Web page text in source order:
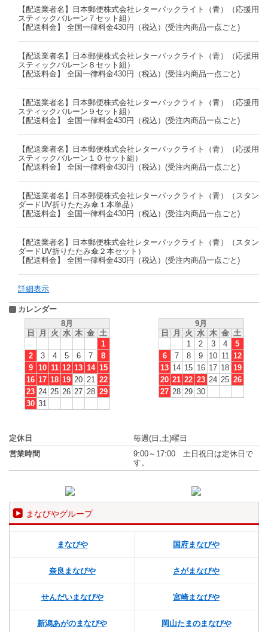
【配送業者名】日本郵便株式会社レターパックライト（青）（応援用
スティックバルーン７セット組）
【配送料金】 全国一律料金430円（税込）(受注内商品一点ごと)
【配送業者名】日本郵便株式会社レターパックライト（青）（応援用
スティックバルーン８セット組）
【配送料金】 全国一律料金430円（税込）(受注内商品一点ごと)
【配送業者名】日本郵便株式会社レターパックライト（青）（応援用
スティックバルーン９セット組）
【配送料金】 全国一律料金430円（税込）(受注内商品一点ごと)
【配送業者名】日本郵便株式会社レターパックライト（青）（応援用
スティックバルーン１０セット組）
【配送料金】 全国一律料金430円（税込）(受注内商品一点ごと)
【配送業者名】日本郵便株式会社レターパックライト（青）（スタン
ダードUV折りたたみ傘１本単品）
【配送料金】 全国一律料金430円（税込）(受注内商品一点ごと)
【配送業者名】日本郵便株式会社レターパックライト（青）（スタン
ダードUV折りたたみ傘２本セット）
【配送料金】 全国一律料金430円（税込）(受注内商品一点ごと)
詳細表示
カレンダー
8月
日
月 火 水 木 金 土
1
2
3 4 5 6 7
8
9
10 11 12 13 14 15
16 17 18 19 20 21
22
23 24 25 26 27 28 29
30 31
9月
日
月 火 水 木 金 土
1
2 3 4
5
6
7 8 9 10 11
12
13 14 15 16 17 18 19
20 21 22 23 24 25 26
27 28 29 30
定休日
毎週(日,土)曜日
営業時間
9:00～17:00 土日祝日は定休日で
す。
まなびやグループ
まなびや 国府まなびや
奈良まなびや さがまなびや
せんだいまなびや 宮崎まなびや
新潟あがのまなびや 岡山たまのまなびや